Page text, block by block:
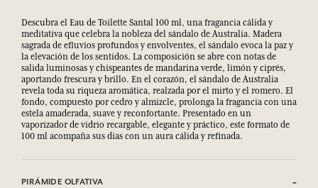
Descubra el Eau de Toilette Santal 100 ml, una fragancia cálida y
meditativa que celebra la nobleza del sándalo de Australia. Madera
sagrada de efluvios profundos y envolventes, el sándalo evoca la paz y
la elevación de los sentidos. La composición se abre con notas de
salida luminosas y chispeantes de mandarina verde, limón y ciprés,
aportando frescura y brillo. En el corazón, el sándalo de Australia
revela toda su riqueza aromática, realzada por el mirto y el romero. El
fondo, compuesto por cedro y almizcle, prolonga la fragancia con una
estela amaderada, suave y reconfortante. Presentado en un
vaporizador de vidrio recargable, elegante y práctico, este formato de
100 ml acompaña sus días con un aura cálida y refinada.
PIRÁMIDE OLFATIVA